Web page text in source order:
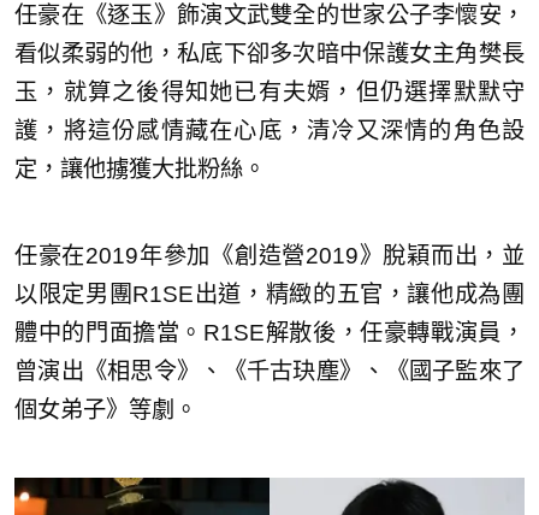
任豪在《逐玉》飾演文武雙全的世家公子李懷安，
看似柔弱的他，私底下卻多次暗中保護女主角樊長
玉，就算之後得知她已有夫婿，但仍選擇默默守
護，將這份感情藏在心底，清冷又深情的角色設
定，讓他擄獲大批粉絲。
任豪在2019年參加《創造營2019》脫穎而出，並
以限定男團R1SE出道，精緻的五官，讓他成為團
體中的門面擔當。R1SE解散後，任豪轉戰演員，
曾演出《相思令》、《千古玦塵》、《國子監來了
個女弟子》等劇。